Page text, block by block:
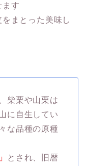
ます
まとった美味し
柴栗や山栗は
に自生してい
な品種の原種
とされ、旧暦